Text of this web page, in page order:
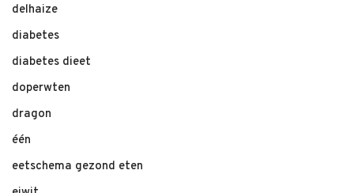
delhaize
diabetes
diabetes dieet
doperwten
dragon
één
eetschema gezond eten